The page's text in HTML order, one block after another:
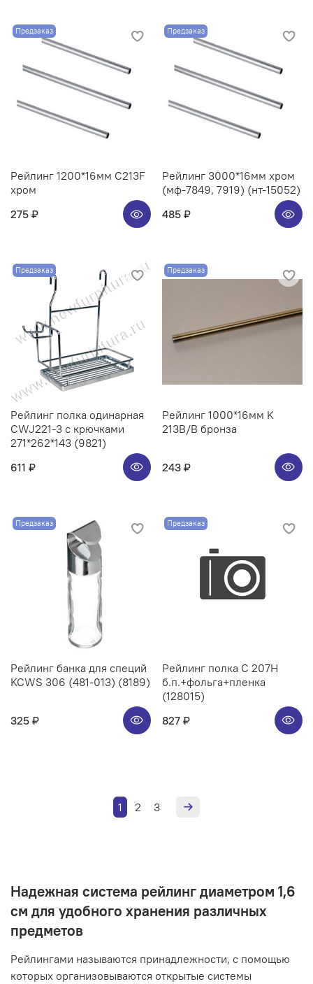
Предзаказ
Рейлинг 1200*16мм C213F
хром
275 ₽
Предзаказ
Рейлинг 3000*16мм хром
(мф-7849, 7919) (нт-15052)
485 ₽
Предзаказ
Рейлинг полка одинарная
CWJ221-3 с крючками
271*262*143 (9821)
611 ₽
Предзаказ
Рейлинг 1000*16мм K
213B/B бронза
243 ₽
Предзаказ
Рейлинг банка для специй
KCWS 306 (481-013) (8189)
325 ₽
Предзаказ
Рейлинг полка C 207H
б.п.+фольга+пленка
(128015)
827 ₽
1 2 3
Надежная система рейлинг диаметром 1,6
см для удобного хранения различных
предметов
Рейлингами называются принадлежности, с помощью
которых организовываются открытые системы